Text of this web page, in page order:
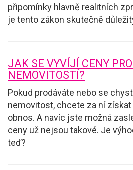
připomínky hlavně realitních
je tento zákon skutečně
JAK SE VYVÍJÍ CENY
NEMOVITOSTÍ?
Pokud prodáváte nebo se
nemovitost, chcete za ní
obnos. A navíc jste možná
ceny už nejsou takové. Je
teď?